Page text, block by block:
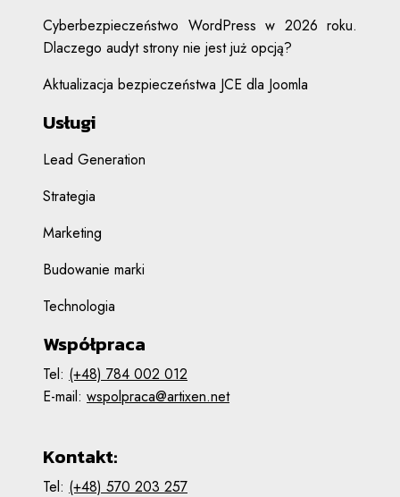
Cyberbezpieczeństwo WordPress w 2026 roku.
Dlaczego audyt strony nie jest już opcją?
Aktualizacja bezpieczeństwa JCE dla Joomla
Usługi
Lead Generation
Strategia
Marketing
Budowanie marki
Technologia
Współpraca
Tel: (+48) 784 002 012
E-mail: wspolpraca@artixen.net
Kontakt:
Tel: (+48) 570 203 257